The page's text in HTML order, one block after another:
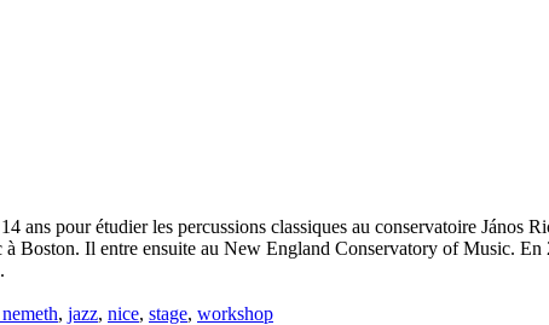
pour étudier les percussions classiques au conservatoire János
Boston. Il entre ensuite au New England Conservatory of Music.
, jazz, nice, stage, workshop